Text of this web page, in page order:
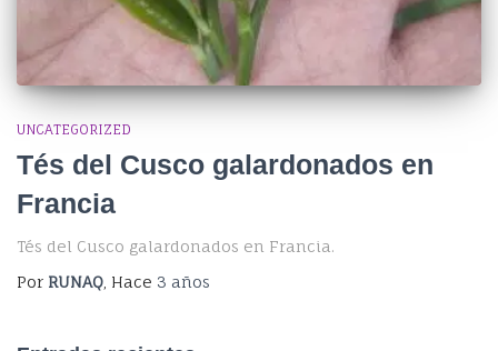
UNCATEGORIZED
Tés del Cusco galardonados en
Francia
Tés del Cusco galardonados en Francia.
Por RUNAQ , Hace 3 años